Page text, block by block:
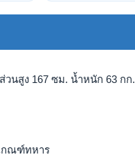
วนสูง 167 ซม. น้ำหนัก 63 กก.
กณฑ์ทหาร